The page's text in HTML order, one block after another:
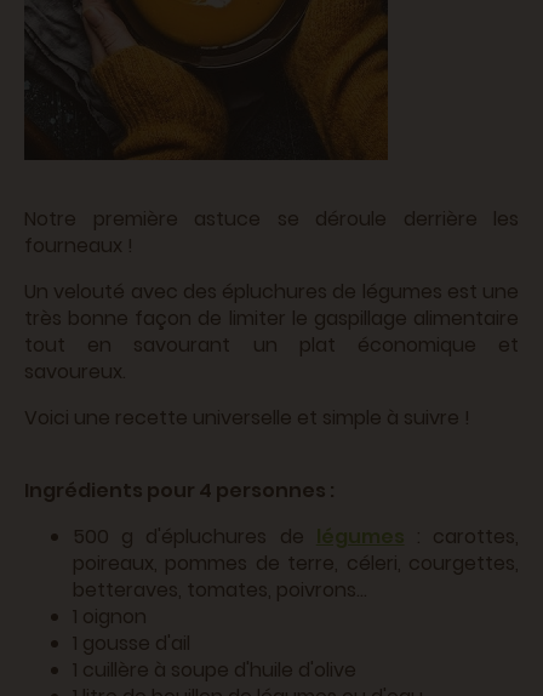
Notre première astuce se déroule derrière les
fourneaux !
Un velouté avec des épluchures de légumes est une
très bonne façon de limiter le gaspillage alimentaire
tout en savourant un plat économique et
savoureux.
Voici une recette universelle et simple à suivre !
Ingrédients pour 4 personnes :
500 g d'épluchures de légumes : carottes,
poireaux, pommes de terre, céleri, courgettes,
betteraves, tomates, poivrons…
1 oignon
1 gousse d'ail
1 cuillère à soupe d'huile d'olive